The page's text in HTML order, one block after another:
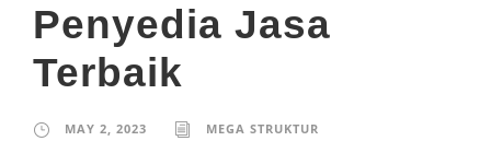
Penyedia Jasa
Terbaik
MAY 2, 2023
MEGA STRUKTUR